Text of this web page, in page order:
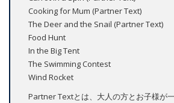
Cooking for Mum (Partner Text)
The Deer and the Snail (Partner Text)
Food Hunt
In the Big Tent
The Swimming Contest
Wind Rocket
Partner Textとは、大人の方とお子様が